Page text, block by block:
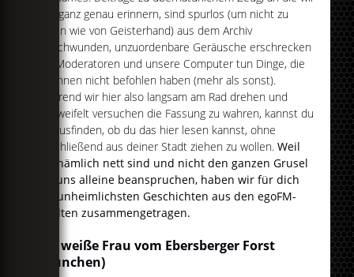
uns ganz genau erinnern, sind spurlos (um nicht zu
sagen wie von Geisterhand) aus dem Archiv
verschwunden, unzuordenbare Geräusche erschrecken
die Moderatoren und unsere Computer tun Dinge, die
wir ihnen nicht befohlen haben (mehr als sonst).
Während wir hier also langsam am Rad drehen und
verzweifelt versuchen die Fassung zu wahren, kannst du
herausfinden, ob du das hier lesen kannst, ohne
anschließend aus deiner Stadt ziehen zu wollen.Weil
wir nämlich nett sind und nicht den ganzen Grusel
für uns alleine beanspruchen, haben wir für dich
die unheimlichsten Geschichten aus den egoFM-
Städten zusammengetragen.
Die weiße Frau vom Ebersberger Forst
(München)